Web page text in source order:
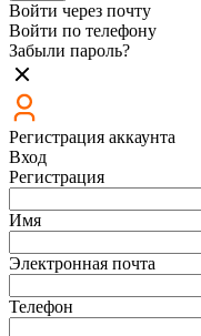
Войти через почту
Войти по телефону
Забыли пароль?
Регистрация аккаунта
Вход
Регистрация
Имя
Электронная почта
Телефон